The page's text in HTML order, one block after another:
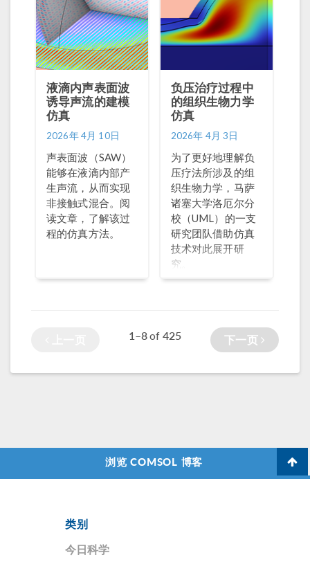
液滴内声表面波
诱导声流的建模
仿真
2026年 4月 10日
声表面波（SAW）
能够在液滴内部产
生声流，从而实现
非接触式混合。阅
读文章，了解该过
程的仿真方法。
负压治疗过程中
的组织生物力学
仿真
2026年 4月 3日
为了更好地理解负
压疗法所涉及的组
织生物力学，马萨
诸塞大学洛厄尔分
校（UML）的一支
研究团队借助仿真
技术对此展开研
究。
1–8of 425 下一页
浏览 COMSOL 博客
类别
今日科学